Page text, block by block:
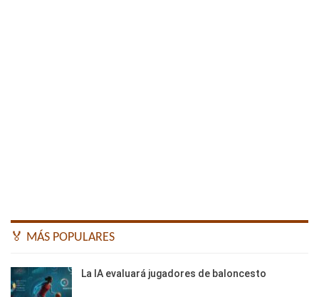
🏅 MÁS POPULARES
La IA evaluará jugadores de baloncesto